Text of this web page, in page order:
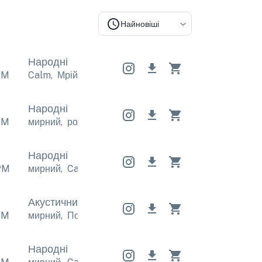
Найновіші
Народні
Calm, Мрійливий Calm, Мрійливий
Народні
мирний, розслаблюючий мирний,
Народні
мирний, Calm мирний, Calm мирний
Акустичний інді Акустичний інді
мирний, Позитивний мирний Позитивний
Народні